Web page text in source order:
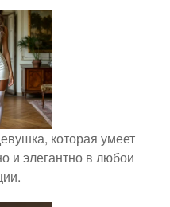
которая умеет
и элегантно в любои